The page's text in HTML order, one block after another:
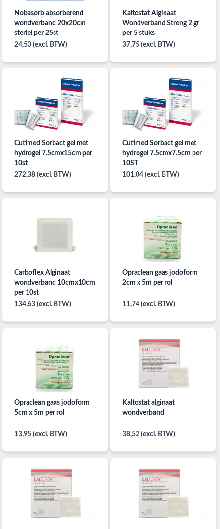
Nobasorb absorberend
wondverband 20x20cm
steriel per 25st
24,50 (excl. BTW)
Kaltostat Alginaat
Wondverband Streng 2 gr
per 5 stuks
37,75 (excl. BTW)
Cutimed Sorbact gel met
hydrogel 7.5cmx15cm per
10st
272,38 (excl. BTW)
Cutimed Sorbact gel met
hydrogel 7.5cmx7.5cm per
10ST
101,04 (excl. BTW)
Carboflex Alginaat
wondverband 10cmx10cm
per 10st
134,63 (excl. BTW)
Opraclean gaas jodoform
2cm x 5m per rol
11,74 (excl. BTW)
Opraclean gaas jodoform
5cm x 5m per rol
13,95 (excl. BTW)
Kaltostat alginaat
wondverband
38,52 (excl. BTW)